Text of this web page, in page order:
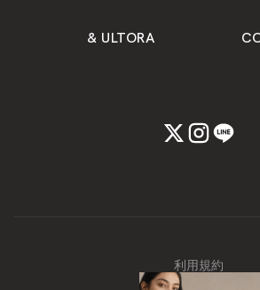
& ULTORA
利用規約